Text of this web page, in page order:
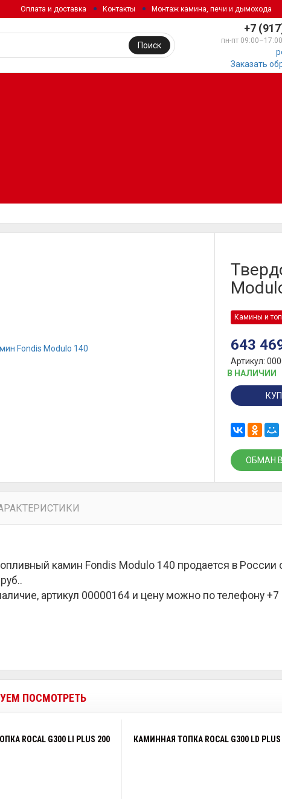
Оплата и доставка Контакты Монтаж камина, печи и дымохода
+7
пн-пт
Заказать
Поиск
Камины и
643
Артикул:
В НАЛИЧИИ
ОБМАН
камин Fondis Modulo 140 продается в России
.
артикул 00000164 и цену можно по телефону
ПОСМОТРЕТЬ
ROCAL G300 LI PLUS 200 КАМИННАЯ ТОПКА ROCAL G300 LD PLUS